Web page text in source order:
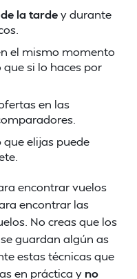
la tardey durante
el mismo momento
si lo haces por
en las
que elijas puede
encontrar vuelos
encontrar las
No creas que los
guardan algún as
estas técnicas que
en práctica y no